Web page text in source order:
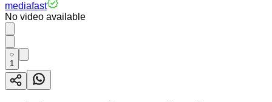
mediafast
No video available
1